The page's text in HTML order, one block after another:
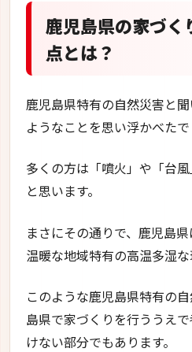
鹿児島県の家づく
点とは？
鹿児島県特有の自然災害と
ようなことを思い浮かべたで
多くの方は「噴火」や「台
と思います。
まさにその通りで、鹿児島
温暖な地域特有の高温多湿な
このような鹿児島県特有の
島県で家づくりを行ううえ
けない部分でもあります。